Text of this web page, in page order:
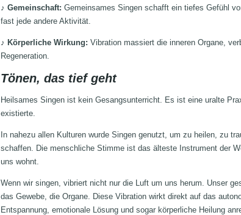
♪ Gemeinschaft: Gemeinsames Singen schafft ein tiefes Gefühl
fast jede andere Aktivität.
♪ Körperliche Wirkung: Vibration massiert die inneren Organe,
Regeneration.
Tönen, das tief geht
Heilsames Singen ist kein Gesangsunterricht. Es ist eine uralte
existierte.
In nahezu allen Kulturen wurde Singen genutzt, um zu heilen, zu
schaffen. Die menschliche Stimme ist das älteste Instrument der
uns wohnt.
Wenn wir singen, vibriert nicht nur die Luft um uns herum. Unser
das Gewebe, die Organe. Diese Vibration wirkt direkt auf das
Entspannung, emotionale Lösung und sogar körperliche Heilung